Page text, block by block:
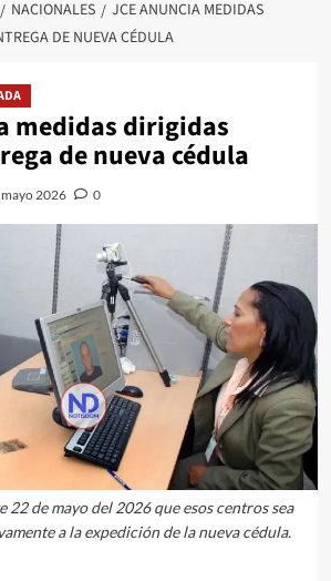
NACIONALES
JCE ANUNCIA MEDIDAS
DE NUEVA CÉDULA
medidas dirigidas
de nueva cédula
2026 0
22 de mayo del 2026 que esos centros sea
a la expedición de la nueva cédula.